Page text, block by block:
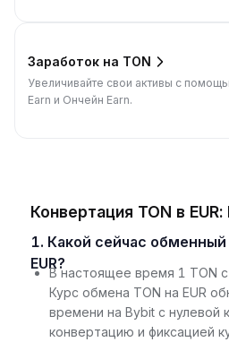
Заработок на TON
Увеличивайте свои активы с
Earn и Ончейн Earn.
Конвертация TON в EUR:
1. Какой сейчас обменный курс 1 GRAM на
EUR?
В настоящее время 1 TON
Курс обмена TON на EUR
времени на Bybit с нулевой
конвертацию и фиксацией